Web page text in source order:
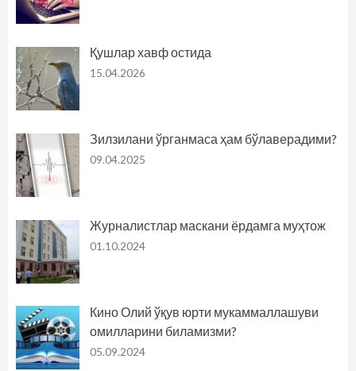
Қушлар хавф остида
15.04.2026
Зилзилани ўрганмаса ҳам бўлаверадими?
09.04.2025
Журналистлар маскани ёрдамга муҳтож
01.10.2024
Кино Олий ўқув юрти мукаммаллашуви
омилларини биламизми?
05.09.2024